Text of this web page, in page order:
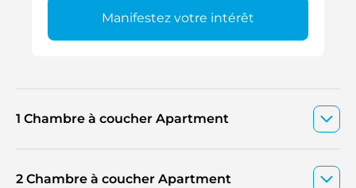
Manifestez votre intérêt
1 Chambre à coucher Apartment
2 Chambre à coucher Apartment